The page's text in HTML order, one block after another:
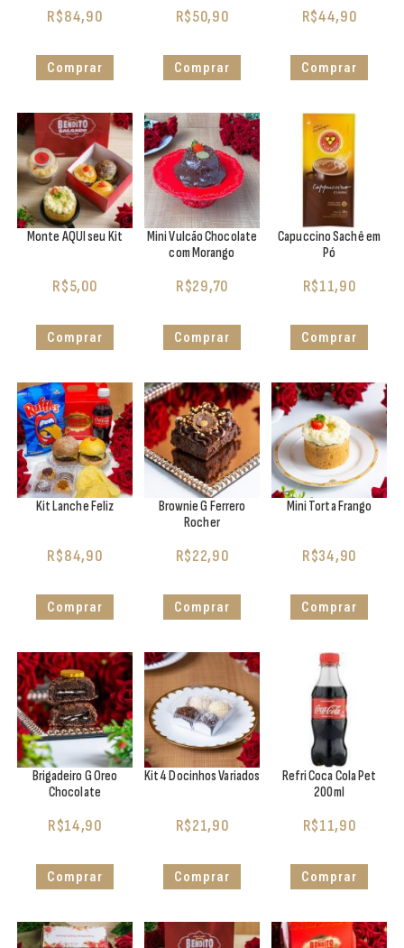
R$84,90
Comprar
R$50,90
Comprar
R$44,90
Comprar
Monte AQUI seu Kit
R$5,00
Comprar
Mini Vulcão Chocolate
com Morango
R$29,70
Comprar
Capuccino Sachê em
Pó
R$11,90
Comprar
Kit Lanche Feliz
R$84,90
Comprar
Brownie G Ferrero
Rocher
R$22,90
Comprar
Mini Torta Frango
R$34,90
Comprar
Brigadeiro G Oreo
Chocolate
R$14,90
Comprar
Kit 4 Docinhos Variados
R$21,90
Comprar
Refri Coca Cola Pet
200ml
R$11,90
Comprar